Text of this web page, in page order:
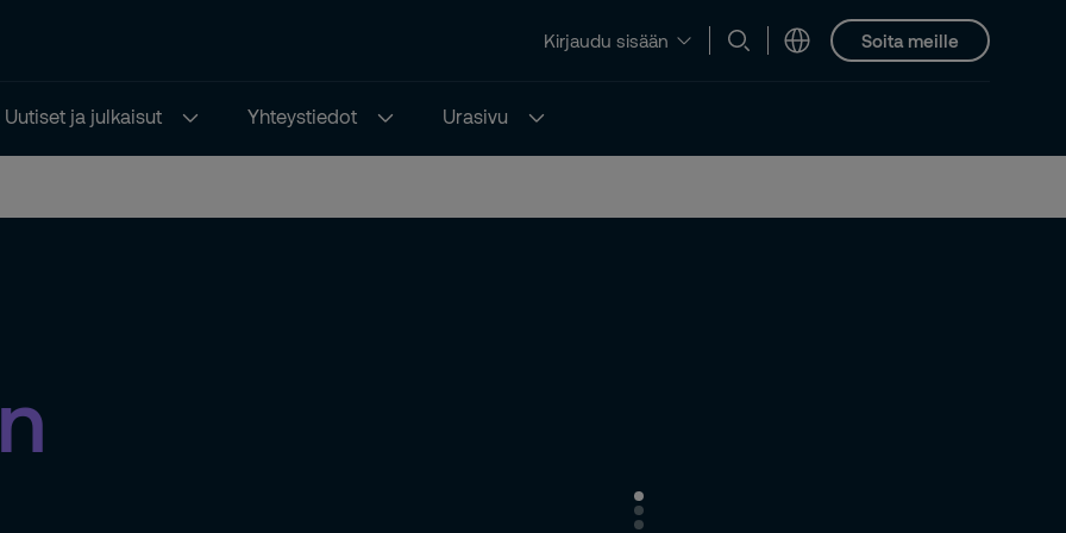
Kirjaudu sisään Soita meille
Uutiset ja julkaisut Yhteystiedot Urasivu